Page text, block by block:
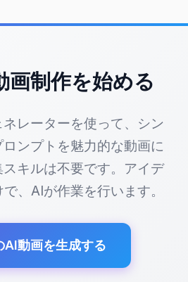
的特徴を自然に再現します。ブラ
またはテキストを入力すること
、デモン化のベースを作成します。
or 9:16）を選択し、動画の長さ
ボタンを押すだけ。全体で約1〜3分
ド可能なMP4ファイルとして出力
画制作を始める
レーターを使って、シン
ンプトを魅力的な動画に
キルは不要です。アイデ
、AIが作業を行います。
AI動画を生成する